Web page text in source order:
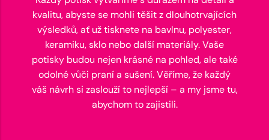
kvalitu, abyste se mohli těšit z dlouhotrvajících
výsledků, ať už tisknete na bavlnu, polyester,
keramiku, sklo nebo další materiály. Vaše
potisky budou nejen krásné na pohled, ale také
odolné vůči praní a sušení. Věříme, že každý
váš návrh si zaslouží to nejlepší – a my jsme tu,
abychom to zajistili.